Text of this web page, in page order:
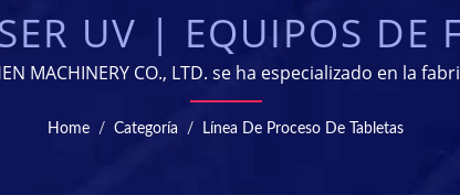
UV | EQUIPOS DE
MACHINERY CO., LTD. se ha especializado en la
años.
Home / Categoría / Línea De Proceso De Tabletas